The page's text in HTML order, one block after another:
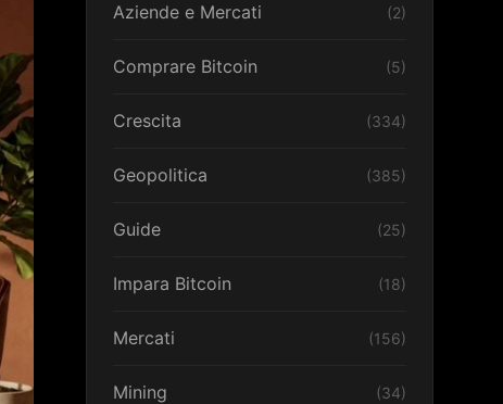
Aziende e Mercati (2)
Comprare Bitcoin (5)
Crescita (334)
Geopolitica (385)
Guide (25)
Impara Bitcoin (18)
Mercati (156)
Mining (34)